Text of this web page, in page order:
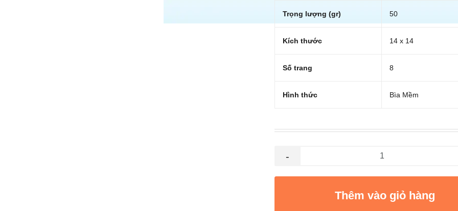
Trọng lượng (gr) 50
Kích thước 14 x 14
Số trang 8
Hình thức Bìa Mềm
-
Thêm vào giỏ hàng